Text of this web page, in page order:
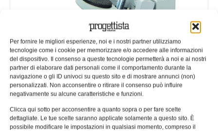
Per fornire le migliori esperienze, noi e i nostri partner utilizziamo
tecnologie come i cookie per memorizzare e/o accedere alle informazioni
del dispositivo. Il consenso a queste tecnologie permetterà a noi e ai nostri
partner di elaborare dati personali come il comportamento durante la
navigazione o gli ID univoci su questo sito e di mostrare annunci (non)
personalizzati. Non acconsentire o ritirare il consenso può influire
negativamente su alcune caratteristiche e funzioni.
Clicca qui sotto per acconsentire a quanto sopra o per fare scelte
dettagliate. Le tue scelte saranno applicate solamente a questo sito. È
possibile modificare le impostazioni in qualsiasi momento, compreso il
PC, l’innovativa pinza di serraggio
per pannelli
Un prodotto semplice per forme e dimensioni in grado di
garantire elevati standard quanto a facilità di montaggio,
versatilità e
11/02/2015
EDICOLA WEB